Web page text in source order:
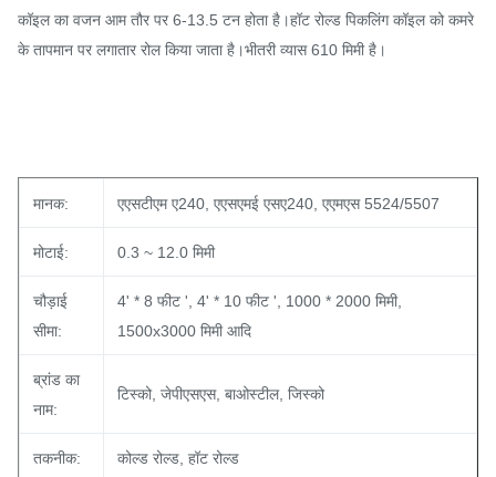
कॉइल का वजन आम तौर पर 6-13.5 टन होता है।हॉट रोल्ड पिकलिंग कॉइल को कमरे
के तापमान पर लगातार रोल किया जाता है।भीतरी व्यास 610 मिमी है।
मानक: एएसटीएम ए240, एएसएमई एसए240, एएमएस 5524/5507
मोटाई: 0.3 ~ 12.0 मिमी
चौड़ाई
सीमा:
4' * 8 फीट ', 4' * 10 फीट ', 1000 * 2000 मिमी,
1500x3000 मिमी आदि
ब्रांड का
नाम:
टिस्को, जेपीएसएस, बाओस्टील, जिस्को
तकनीक: कोल्ड रोल्ड, हॉट रोल्ड